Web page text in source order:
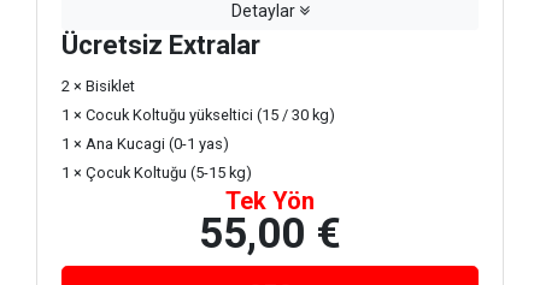
Detaylar
Ücretsiz Extralar
2 × Bisiklet
1 × Cocuk Koltuğu yükseltici (15 / 30 kg)
1 × Ana Kucagi (0-1 yas)
1 × Çocuk Koltuğu (5-15 kg)
Tek Yön
55,00 €